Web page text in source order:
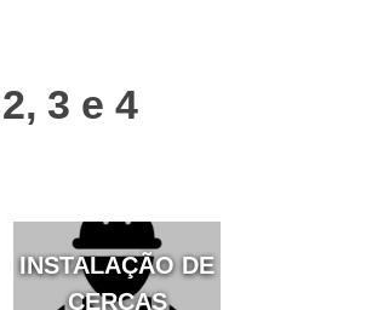
3 e 4
INSTALAÇÃO DE
CERCAS